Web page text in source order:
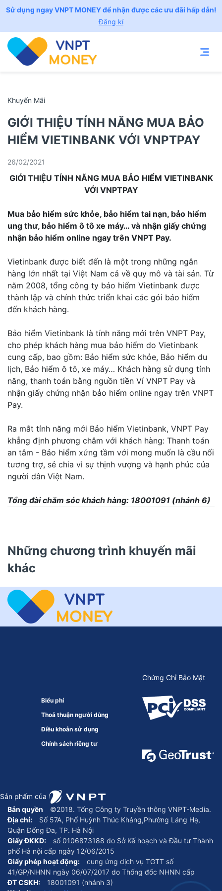
Sử dụng ngay VNPT MONEY để nhận được các ưu đãi hấp dẫn!
Đăng kí
Khuyến Mãi
GIỚI THIỆU TÍNH NĂNG MUA BẢO
HIỂM VIETINBANK VỚI VNPTPAY
26/02/2021
GIỚI THIỆU TÍNH NĂNG MUA BẢO HIỂM VIETINBANK
VỚI VNPTPAY
Mua bảo hiểm sức khỏe, bảo hiểm tai nạn, bảo hiểm
ung thư, bảo hiểm ô tô xe máy… và nhận giấy chứng
nhận bảo hiểm online ngay trên VNPT Pay.
Vietinbank được biết đến là một trong những ngân
hàng lớn nhất tại Việt Nam cả về quy mô và tài sản. Từ
năm 2008, tổng công ty bảo hiểm Vietinbank được
thành lập và chính thức triển khai các gói bảo hiểm
đến khách hàng.
Bảo hiểm Vietinbank là tính năng mới trên VNPT Pay,
cho phép khách hàng mua bảo hiểm do Vietinbank
cung cấp, bao gồm: Bảo hiểm sức khỏe, Bảo hiểm du
lịch, Bảo hiểm ô tô, xe máy… Khách hàng sử dụng tính
năng, thanh toán bằng nguồn tiền Ví VNPT Pay và
nhận giấy chứng nhận bảo hiểm online ngay trên VNPT
Pay.
Ra mắt tính năng mới Bảo hiểm Vietinbank, VNPT Pay
khẳng định phương châm với khách hàng: Thanh toán
an tâm - Bảo hiểm xứng tầm với mong muốn là cầu nối
tương trợ, sẻ chia vì sự thịnh vượng và hạnh phúc của
người dân Việt Nam.
Tổng đài chăm sóc khách hàng: 18001091 (nhánh 6)
Những chương trình khuyến mãi
khác
Bản quyền
©2018. Tổng Công ty Truyền thông VNPT-Media.
Địa chỉ:
Số 57A, Phố Huỳnh Thúc Kháng,Phường Láng Hạ,
Quận Đống Đa, TP. Hà Nội
Giấy ĐKKD:
số 0106873188 do Sở Kế hoạch và Đầu tư Thành
phố Hà nội cấp ngày 12/06/2015
Giấy phép hoạt động:
cung ứng dịch vụ TGTT số
41/GP/NHNN ngày 06/07/2017 do Thống đốc NHNN cấp
ĐT CSKH:
18001091 (nhánh 3)
Biểu phí
Thoả thuận người dùng
Điều khoản sử dụng
Chính sách riêng tư
Chứng Chỉ Bảo Mật
Sản phẩm của